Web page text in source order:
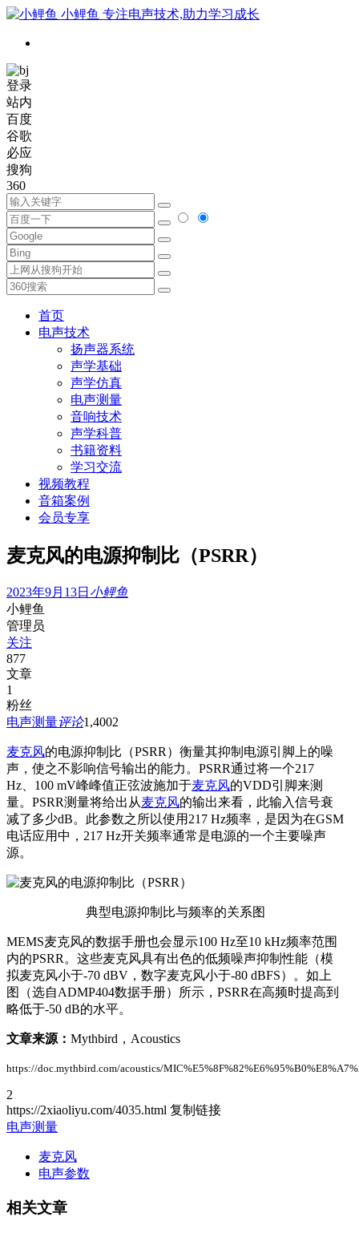
小鲤鱼 专注电声技术,助力学习成长
登录
站内
百度
谷歌
必应
搜狗
360
首页
电声技术
扬声器系统
声学基础
声学仿真
电声测量
音响技术
声学科普
书籍资料
学习交流
视频教程
音箱案例
会员专享
麦克风的电源抑制比（PSRR）
2023年9月13日 小鲤鱼
小鲤鱼
管理员
关注
877
文章
1
粉丝
电声测量评论1,4002
麦克风的电源抑制比（PSRR）衡量其抑制电源引脚上的噪
声，使之不影响信号输出的能力。PSRR通过将一个217
Hz、100 mV峰峰值正弦波施加于麦克风的VDD引脚来测
量。PSRR测量将给出从麦克风的输出来看，此输入信号衰
减了多少dB。此参数之所以使用217 Hz频率，是因为在GSM
电话应用中，217 Hz开关频率通常是电源的一个主要噪声
源。
典型电源抑制比与频率的关系图
MEMS麦克风的数据手册也会显示100 Hz至10 kHz频率范围
内的PSRR。这些麦克风具有出色的低频噪声抑制性能（模
拟麦克风小于-70 dBV，数字麦克风小于-80 dBFS）。如上
图（选自ADMP404数据手册）所示，PSRR在高频时提高到
略低于-50 dB的水平。
文章来源： Mythbird，Acoustics
https://doc.mythbird.com/acoustics/
2
https://2xiaoliyu.com/4035.html 复制链接
电声测量
麦克风
电声参数
相关文章